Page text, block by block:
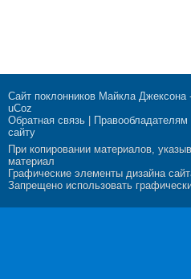
Сайт поклонников Майкла Джексона
uCoz
Обратная связь
Правообладателям
сайту
При копировании материалов,
материал
Графические элементы дизайна
Запрещено использовать